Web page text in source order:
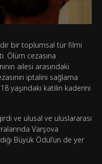
bir toplumsal tür filmi
Ölüm cezasına
ailesi arasındaki
iptalini sağlama
yaşındaki katilin kaderini
ve ulusal ve uluslararası
Varşova
Büyük Ödül’ün de yer